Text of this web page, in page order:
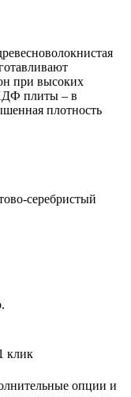
при высоких
плиты – в
плотность
серебристый
.
клик
опции и